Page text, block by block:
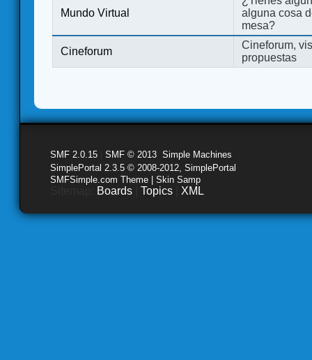
Mundo Virtual
alguna cosa
mesa?
Cineforum
Cineforum,
propuestas
SMF 2.0.15 SMF © 2013 Simple Machines
SimplePortal 2.3.5 © 2008-2012, SimplePortal
SMFSimple.com Theme | Skin Samp
Boards Topics XML